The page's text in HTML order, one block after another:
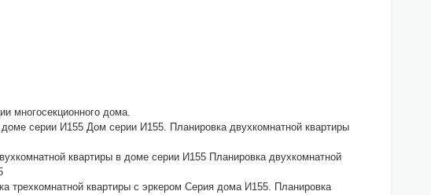
многосекционного дома.
серии И155 Дом серии И155. Планировка двухкомнатной квартиры
квартиры в доме серии И155 Планировка двухкомнатной
трехкомнатной квартиры с эркером Серия дома И155. Планировка